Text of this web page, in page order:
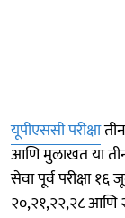
यूपीएससी परीक्षा
आणि मुलाखत या
सेवा पूर्व परीक्षा
२०,२१,२२,२८ आणि